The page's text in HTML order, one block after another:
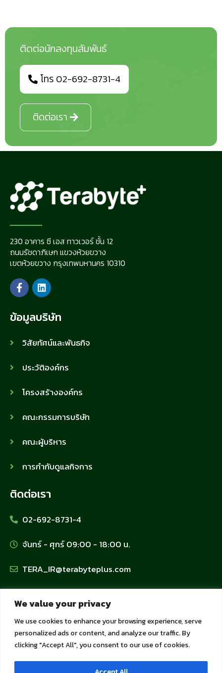
We value your privacy
We use cookies to enhance your browsing experience, serve
personalized ads or content, and analyze our traffic. By
clicking "Accept All", you consent to our use of cookies.
ติดต่อนักลงทุนสัมพันธ์
โทร 02-692-8731-4
ติดต่อเรา
230 อาคาร ซี เอส ทาวเวอร์ ชั้น 12
ถนนรัชดาภิเษก แขวงห้วยขวาง
เขตห้วยขวาง กรุงเทพมหานคร 10310
ข้อมูลบริษัท
วิสัยทัศน์และพันธกิจ
ประวัติองค์กร
โครงสร้างองค์กร
คณะกรรมการบริษัท
คณะผู้บริหาร
การกำกับดูแลกิจการ
ติดต่อเรา
02-692-8731-4
จันทร์ - ศุกร์ 09:00 - 18:00 น.
TERA_IR@terabyteplus.com
นโยบายข้อมูลส่วนบุคคล
นโยบายคุ้มครองข้อมูลส่วนบุคคล
นโยบายการใช้คุกกี้